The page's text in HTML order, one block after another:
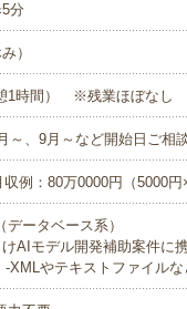
分
）
1時間） ※残業ほぼなし
、9月～など開始日ご相談
例：80万0000円（5000円
ータベース系）
けAIモデル開発補助案件に
やテキストファイル